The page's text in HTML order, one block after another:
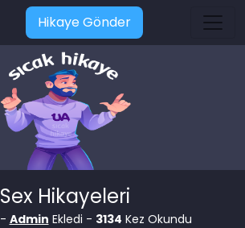
Hikaye Gönder
Sex Hikayeleri
- Admin Ekledi - 3134 Kez Okundu